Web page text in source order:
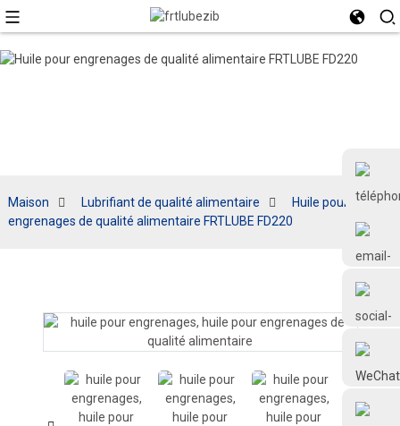
Frtlube
Maison Lubrifiant de qualité alimentaire
Huile pour
engrenages de qualité alimentaire FRTLUBE FD220